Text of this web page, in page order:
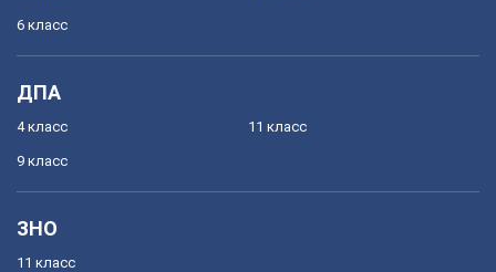
6 класс
ДПА
4 класс
9 класс
11 класс
ЗНО
11 класс